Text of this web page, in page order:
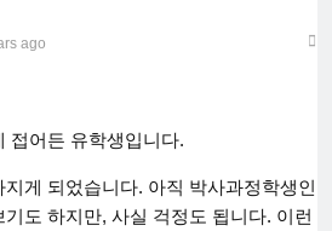
ago
접어든 유학생입니다.
게 되었습니다. 아직 박사과정학생인
도 하지만, 사실 걱정도 됩니다. 이런